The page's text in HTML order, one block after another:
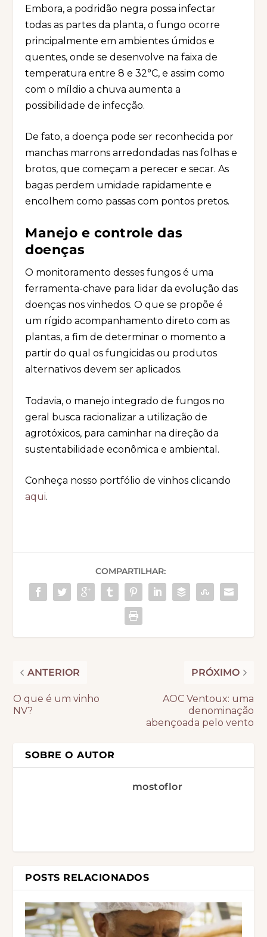
Embora, a podridão negra possa infectar
todas as partes da planta, o fungo ocorre
principalmente em ambientes úmidos e
quentes, onde se desenvolve na faixa de
temperatura entre 8 e 32°C, e assim como
com o míldio a chuva aumenta a
possibilidade de infecção.
De fato, a doença pode ser reconhecida por
manchas marrons arredondadas nas folhas e
brotos, que começam a perecer e secar. As
bagas perdem umidade rapidamente e
encolhem como passas com pontos pretos.
Manejo e controle das
doenças
O monitoramento desses fungos é uma
ferramenta-chave para lidar da evolução das
doenças nos vinhedos. O que se propõe é
um rígido acompanhamento direto com as
plantas, a fim de determinar o momento a
partir do qual os fungicidas ou produtos
alternativos devem ser aplicados.
Todavia, o manejo integrado de fungos no
geral busca racionalizar a utilização de
agrotóxicos, para caminhar na direção da
sustentabilidade econômica e ambiental.
Conheça nosso portfólio de vinhos clicando
aqui.
COMPARTILHAR:
ANTERIOR
O que é um vinho
NV?
PRÓXIMO
AOC Ventoux: uma
denominação
abençoada pelo vento
SOBRE O AUTOR
mostoflor
POSTS RELACIONADOS